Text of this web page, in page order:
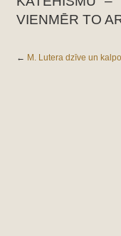
VIENMĒR TO
← M. Lutera dzīve un